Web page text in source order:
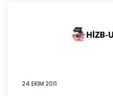
24 EKIM 2011